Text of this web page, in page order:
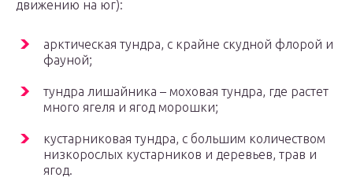
движению на юг):
арктическая тундра, с крайне скудной флорой и
фауной;
тундра лишайника – моховая тундра, где растет
много ягеля и ягод морошки;
кустарниковая тундра, с большим количеством
низкорослых кустарников и деревьев, трав и
ягод.